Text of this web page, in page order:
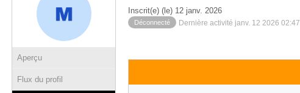
Aperçu
Flux du profil
Inscrit(e) (le) 12 janv. 2026
Déconnecté Dernière activité janv. 12 2026 02:47